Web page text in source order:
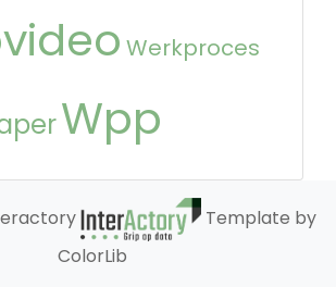
Werkproces
Wpp
Template by
ColorLib